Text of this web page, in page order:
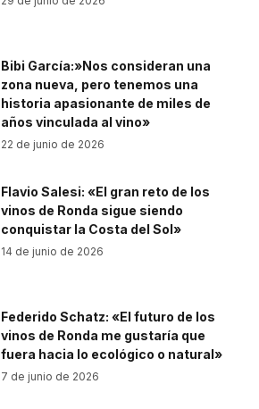
Bibi García:»Nos consideran una
zona nueva, pero tenemos una
historia apasionante de miles de
años vinculada al vino»
22 de junio de 2026
Flavio Salesi: «El gran reto de los
vinos de Ronda sigue siendo
conquistar la Costa del Sol»
14 de junio de 2026
Federido Schatz: «El futuro de los
vinos de Ronda me gustaría que
fuera hacia lo ecológico o natural»
7 de junio de 2026